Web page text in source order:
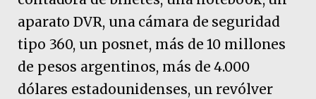
aparato DVR, una cámara de seguridad
tipo 360, un posnet, más de 10 millones
de pesos argentinos, más de 4.000
dólares estadounidenses, un revólver